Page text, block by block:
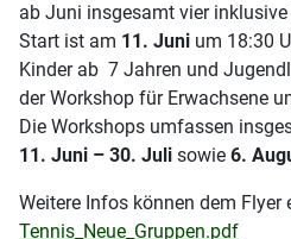
ab Juni insgesamt vier
Start ist am 11. Juni um 18:30
Kinder ab 7 Jahren und
der Workshop für Erwachsene
Die Workshops umfassen
11. Juni – 30. Juli sowie 6.
Weitere Infos können dem Flyer
Tennis_Neue_Gruppen.pdf